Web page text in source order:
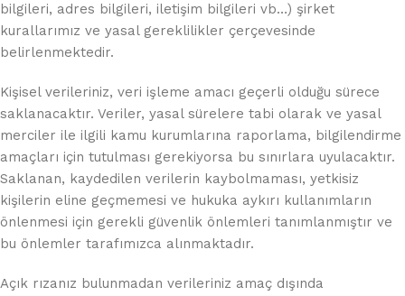
bilgileri, adres bilgileri, iletişim bilgileri vb…) şirket
kurallarımız ve yasal gereklilikler çerçevesinde
belirlenmektedir.
Kişisel verileriniz, veri işleme amacı geçerli olduğu sürece
saklanacaktır. Veriler, yasal sürelere tabi olarak ve yasal
merciler ile ilgili kamu kurumlarına raporlama, bilgilendirme
amaçları için tutulması gerekiyorsa bu sınırlara uyulacaktır.
Saklanan, kaydedilen verilerin kaybolmaması, yetkisiz
kişilerin eline geçmemesi ve hukuka aykırı kullanımların
önlenmesi için gerekli güvenlik önlemleri tanımlanmıştır ve
bu önlemler tarafımızca alınmaktadır.
Açık rızanız bulunmadan verileriniz amaç dışında